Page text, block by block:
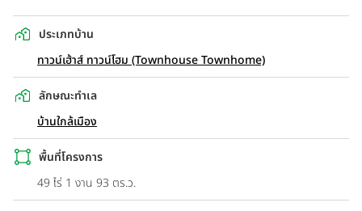
ประเภทบ้าน
ทาวน์เฮ้าส์ ทาวน์โฮม (Townhouse Townhome)
ลักษณะทำเล
บ้านใกล้เมือง
พื้นที่โครงการ
49 ไร่ 1 งาน 93 ตร.ว.